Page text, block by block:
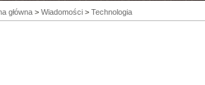
główna> Wiadomości > Technologia